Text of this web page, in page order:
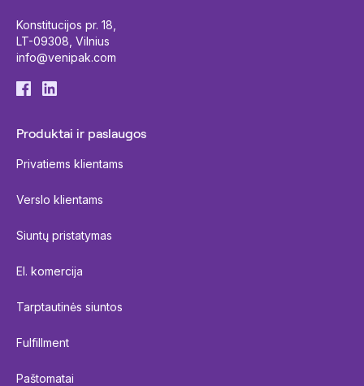
Konstitucijos pr. 18,
LT-09308, Vilnius
info@venipak.com
Produktai ir paslaugos
Privatiems klientams
Verslo klientams
Siuntų pristatymas
El. komercija
Tarptautinės siuntos
Fulfillment
Paštomatai